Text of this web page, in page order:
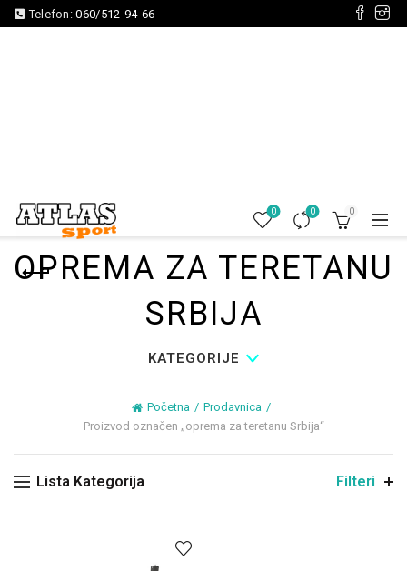
Telefon:060/512-94-66
0 0 0
OPREMA ZA TERETANU
SRBIJA
KATEGORIJE
Početna
Prodavnica
Proizvod označen „oprema za teretanu Srbija“
Lista Kategorija Filteri